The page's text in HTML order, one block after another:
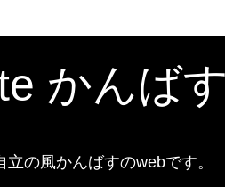
かんばす
の風かんばすのwebです。